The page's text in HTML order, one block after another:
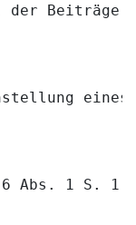
der
eines
6 Abs. 1 S. 1